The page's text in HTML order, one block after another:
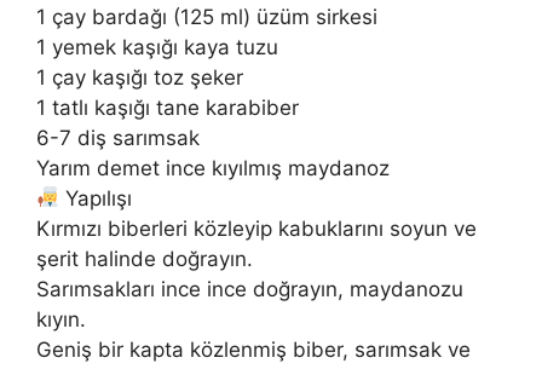
1 çay bardağı (125 ml) üzüm sirkesi
1 yemek kaşığı kaya tuzu
1 çay kaşığı toz şeker
1 tatlı kaşığı tane karabiber
6-7 diş sarımsak
Yarım demet ince kıyılmış maydanoz
Yapılışı
Kırmızı biberleri közleyip kabuklarını soyun ve
şerit halinde doğrayın.
Sarımsakları ince ince doğrayın, maydanozu
kıyın.
Geniş bir kapta közlenmiş biber, sarımsak ve